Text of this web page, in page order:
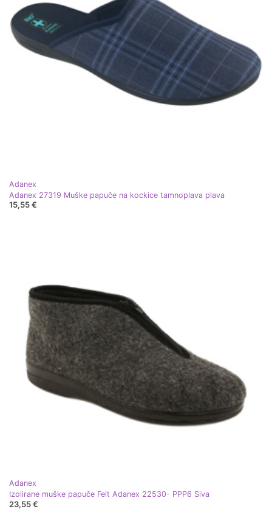
Adanex
Adanex 27319 Muške papuče na kockice tamnoplava plava
15,55 €
Adanex
Izolirane muške papuče Felt Adanex 22530- PPP6 Siva
23,55 €